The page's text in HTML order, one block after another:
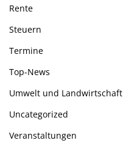
Rente
Steuern
Termine
Top-News
Umwelt und Landwirtschaft
Uncategorized
Veranstaltungen